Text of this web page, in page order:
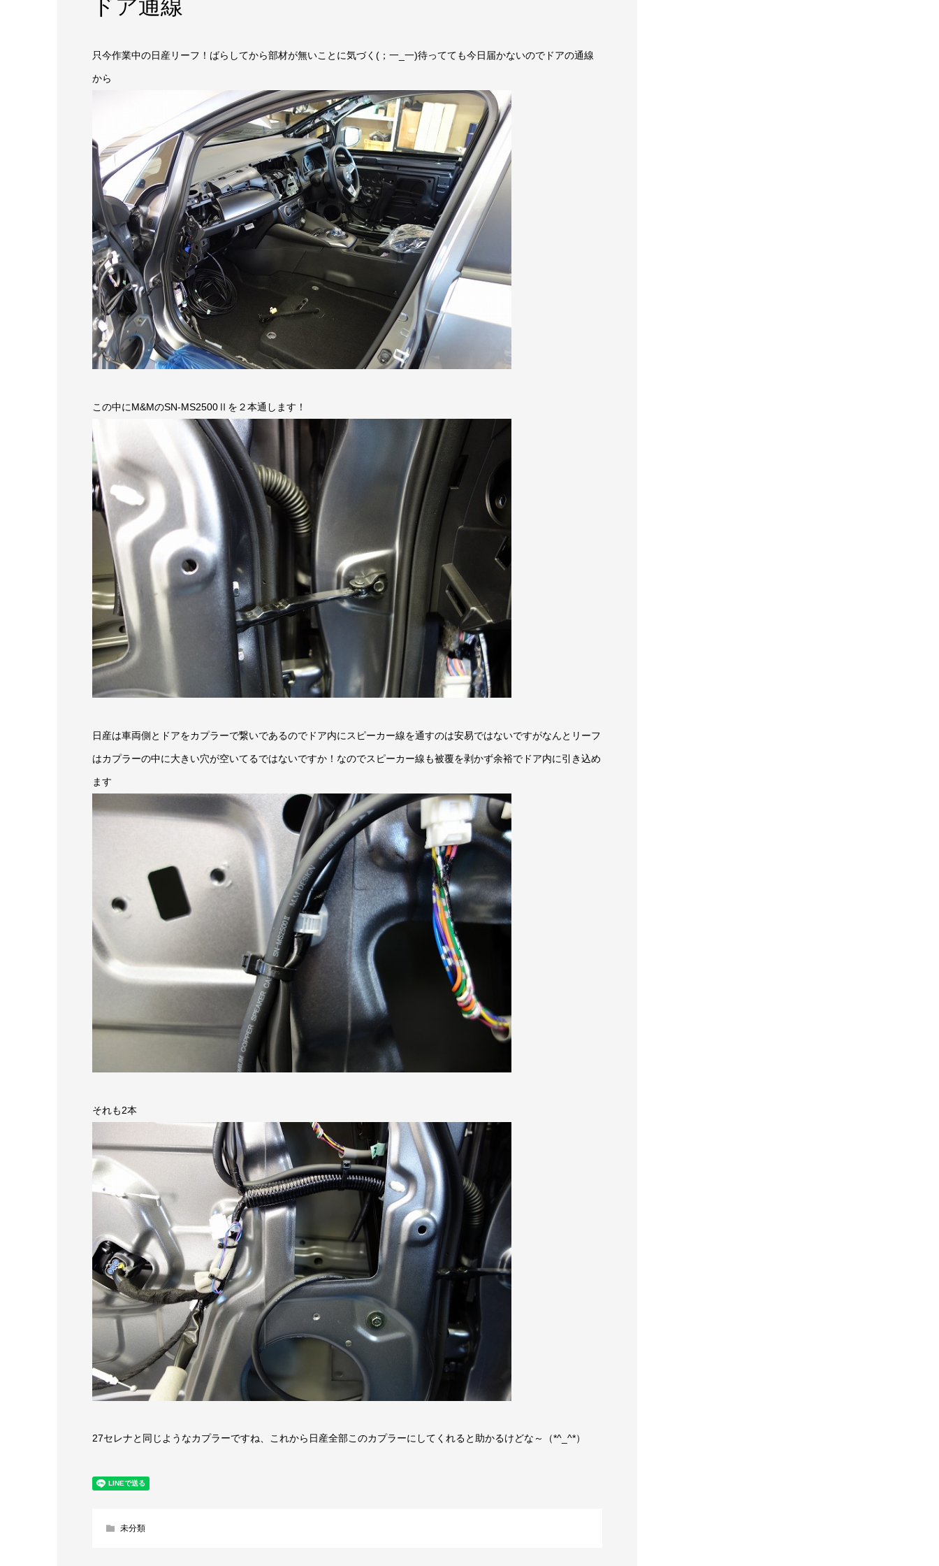
ドア通線
只今作業中の日産リーフ！ばらしてから部材が無いことに気づく(；一_一)待ってても今日届かないのでドアの通線
から
この中にM&MのSN-MS2500Ⅱを２本通します！
日産は車両側とドアをカプラーで繋いであるのでドア内にスピーカー線を通すのは安易ではないですがなんとリーフ
はカプラーの中に大きい穴が空いてるではないですか！なのでスピーカー線も被覆を剥かず余裕でドア内に引き込め
ます
それも2本
27セレナと同じようなカプラーですね、これから日産全部このカプラーにしてくれると助かるけどな～（*^_^*）
未分類